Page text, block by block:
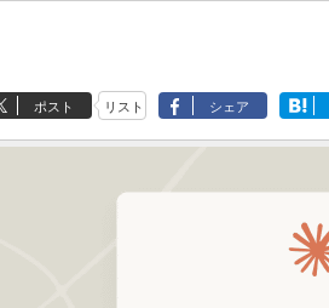
ポスト リスト シェア